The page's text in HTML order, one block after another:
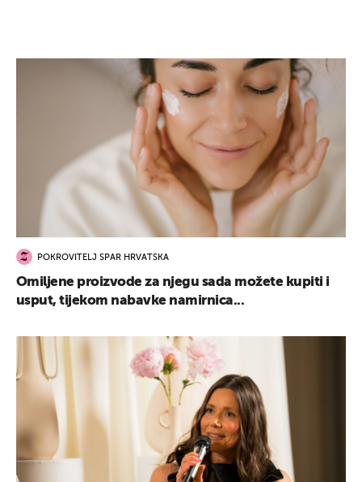
POKROVITELJ SPAR HRVATSKA
Omiljene proizvode za njegu sada možete kupiti i
usput, tijekom nabavke namirnica...